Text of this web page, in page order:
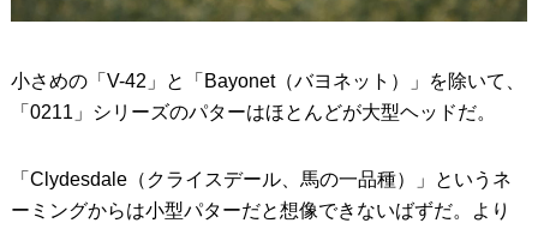
小さめの「V-42」と「Bayonet（バヨネット）」を除いて、
「0211」シリーズのパターはほとんどが大型ヘッドだ。
「Clydesdale（クライスデール、馬の一品種）」というネ
ーミングからは小型パターだと想像できないばずだ。より